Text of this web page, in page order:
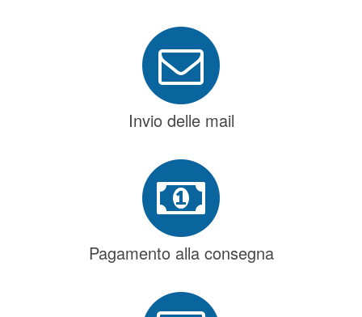
Invio delle mail
Pagamento alla consegna